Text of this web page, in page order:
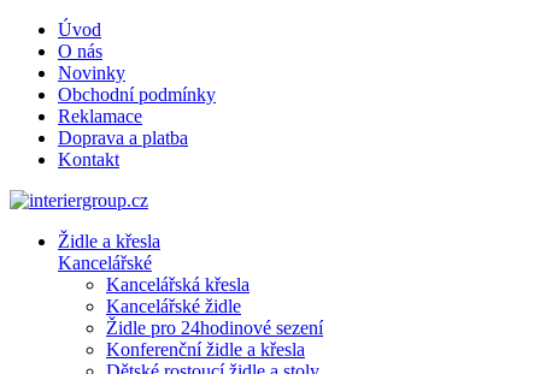
Úvod
O nás
Novinky
Obchodní podmínky
Reklamace
Doprava a platba
Kontakt
Židle a křesla
Kancelářské
Kancelářská křesla
Kancelářské židle
Židle pro 24hodinové sezení
Konferenční židle a křesla